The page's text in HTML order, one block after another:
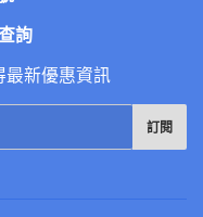
詢
新優惠資訊
訂閱